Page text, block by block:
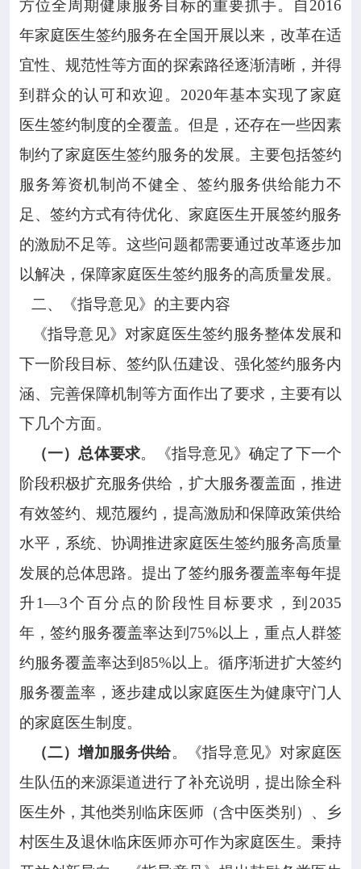
方位全周期健康服务目标的重要抓手。自2016
年家庭医生签约服务在全国开展以来，改革在适
宜性、规范性等方面的探索路径逐渐清晰，并得
到群众的认可和欢迎。2020年基本实现了家庭
医生签约制度的全覆盖。但是，还存在一些因素
制约了家庭医生签约服务的发展。主要包括签约
服务筹资机制尚不健全、签约服务供给能力不
足、签约方式有待优化、家庭医生开展签约服务
的激励不足等。这些问题都需要通过改革逐步加
以解决，保障家庭医生签约服务的高质量发展。
二、《指导意见》的主要内容
《指导意见》对家庭医生签约服务整体发展和
下一阶段目标、签约队伍建设、强化签约服务内
涵、完善保障机制等方面作出了要求，主要有以
下几个方面。
（一）总体要求。《指导意见》确定了下一个
阶段积极扩充服务供给，扩大服务覆盖面，推进
有效签约、规范履约，提高激励和保障政策供给
水平，系统、协调推进家庭医生签约服务高质量
发展的总体思路。提出了签约服务覆盖率每年提
升1—3个百分点的阶段性目标要求，到2035
年，签约服务覆盖率达到75%以上，重点人群签
约服务覆盖率达到85%以上。循序渐进扩大签约
服务覆盖率，逐步建成以家庭医生为健康守门人
的家庭医生制度。
（二）增加服务供给。《指导意见》对家庭医
生队伍的来源渠道进行了补充说明，提出除全科
医生外，其他类别临床医师（含中医类别）、乡
村医生及退休临床医师亦可作为家庭医生。秉持